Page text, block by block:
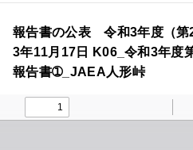
報告書の公表 令和3年度（第
3年11月17日 K06_令和3年度
報告書➀_JAEA人形峠